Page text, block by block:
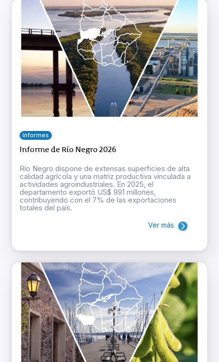
Informes
Informe de Río Negro 2026
Río Negro dispone de extensas superficies de alta
calidad agrícola y una matriz productiva vinculada a
actividades agroindustriales. En 2025, el
departamento exportó US$ 991 millones,
contribuyendo con el 7% de las exportaciones
totales del país.
Ver más